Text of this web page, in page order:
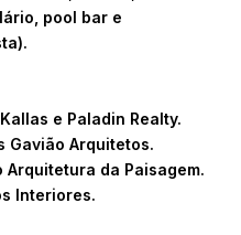
pool bar e
e Paladin Realty.
Gavião Arquitetos.
Arquitetura da Paisagem.
Interiores.